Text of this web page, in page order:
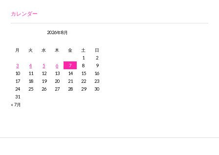
カレンダー
2026年8月
月 火 水 木 金 土
日
1
2
3
4 5 6 7 8
9
10
11 12 13 14 15
16
17
18 19 20 21 22
23
24
25 26 27 28 29
30
31
« 7月